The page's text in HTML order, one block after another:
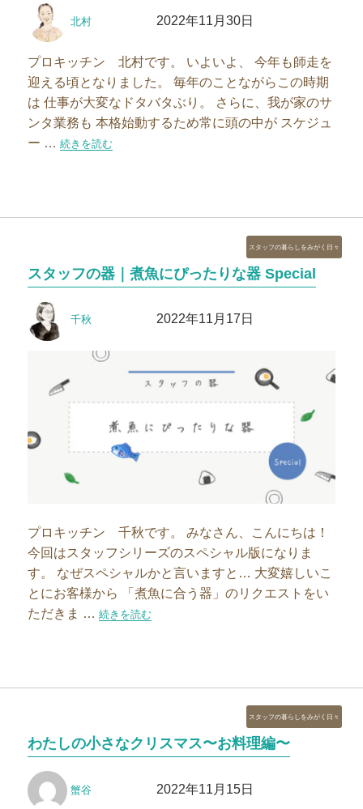
稿
北村 2022年11月30日
プロキッチン 北村です。 いよいよ、 今年も師走を
迎える頃となりました。 毎年のことながらこの時期
は 仕事が大変なドタバタぶり。 さらに、我が家のサ
ンタ業務も 本格始動するため常に頭の中が スケジュ
ー …“【イベント】2022年12月のイベントスケジュール”の
続きを読む
スタッフの器｜煮魚にぴったりな器 Special
稿
千秋稿
2022年11月17日
カ
テ
ゴ
スタッフの暮らしをみがく日々
プロキッチン 千秋です。 みなさん、こんにちは！
今回はスタッフシリーズのスペシャル版になりま
す。 なぜスペシャルかと言いますと… 大変嬉しいこ
とにお客様から 「煮魚に合う器」のリクエストをい
ただきま …“スタッフの器｜煮魚にぴったりな器 Special”の
続きを読む
わたしの小さなクリスマス〜お料理編〜
稿蟹谷稿
2022年11月15日
カ
テ
ゴ
スタッフの暮らしをみがく日々